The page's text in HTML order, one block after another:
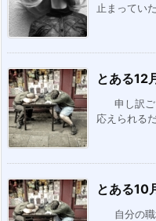
止まってい
とある12
申し訳
応えられる
とある10
自分の